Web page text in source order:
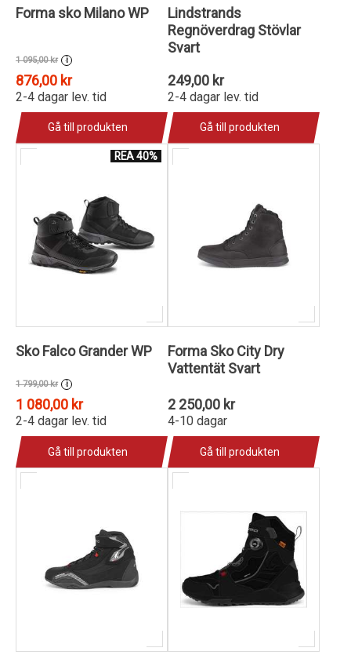
Forma sko Milano WP
1 095,00 kr i
876,00 kr
2-4 dagar lev. tid
Gå till produkten
Lindstrands
Regnöverdrag Stövlar
Svart
249,00 kr
2-4 dagar lev. tid
Gå till produkten
REA 40%
Sko Falco Grander WP
1 799,00 kr i
1 080,00 kr
2-4 dagar lev. tid
Gå till produkten
Forma Sko City Dry
Vattentät Svart
2 250,00 kr
4-10 dagar
Gå till produkten